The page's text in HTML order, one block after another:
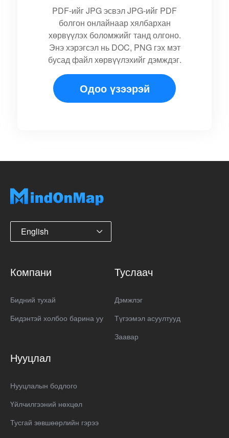
PDF-ийг JPG эсвэл JPG-ийг PDF
болгон онлайнаар хялбархан
хөрвүүлэх боломжийг танд олгоно.
Энэ хэрэгсэл нь DOC, PNG гэх мэт
бусад файл хөрвүүлэхийг дэмждэг.
Одоо үзээрэй
English
Компани
Бидний тухай
Бидэнтэй холбоо барина уу
Туслаач
Дэмжлэг
Түгээмэл асуултууд
Заавар
Нууцлал
Нууцлалын бодлого
Үйлчилгээний нөхцөл
Тусгай зөвшөөрлийн гэрээ